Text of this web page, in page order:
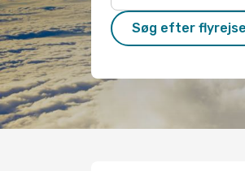
Søg efter